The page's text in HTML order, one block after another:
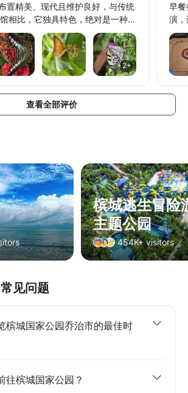
置精美、现代且维护良好，与传统
相比，它独具特色，绝对是一种全
至还有一个非常不错的咖啡馆，可
合理的食物和饮料，补充体力。我
刻，当我们离开时，我们不仅对蝴
虫王国都有了比以前更多的了解。
2+
早
演
查看全部评价
槟城逃生冒险
主题公园
454K+ visitors
见问题
槟城国家公园乔治市的最佳时
往槟城国家公园？